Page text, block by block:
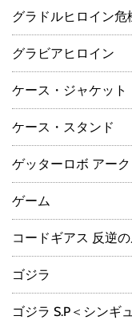
グラドルヒロイン危
グラビアヒロイン
ケース・ジャケット
ケース・スタンド
ゲッターロボ アーク
ゲーム
コードギアス 反逆
ゴジラ
ゴジラ S.P＜シンギ